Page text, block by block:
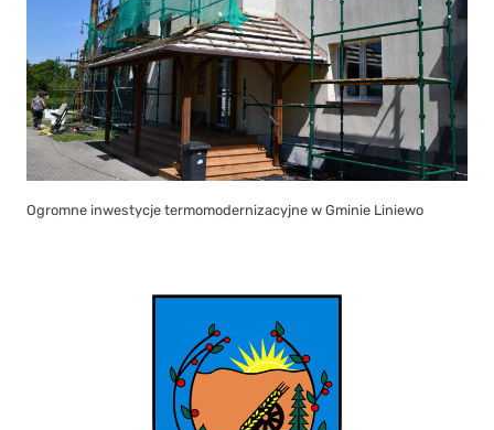
Ogromne inwestycje termomodernizacyjne w Gminie Liniewo